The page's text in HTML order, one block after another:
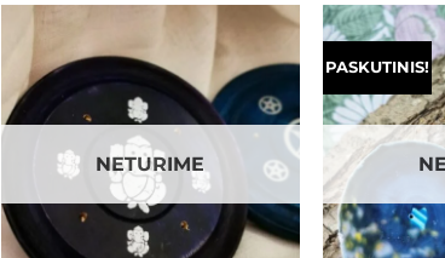
Mėgstamiausias
NETURIME
PASKUTINIS!